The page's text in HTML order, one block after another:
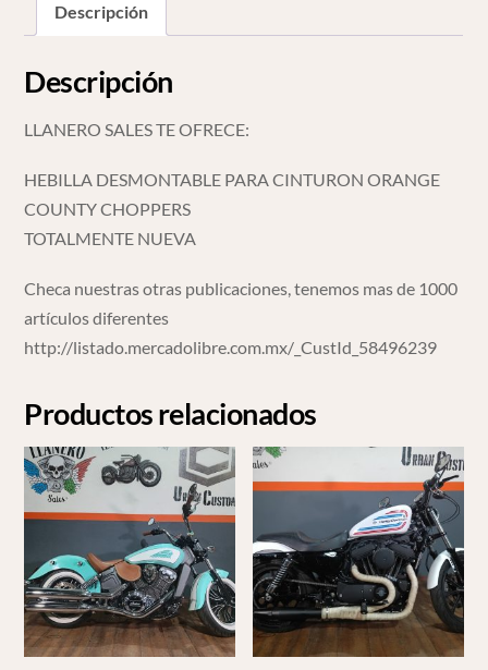
Descripción
Descripción
LLANERO SALES TE OFRECE:
HEBILLA DESMONTABLE PARA CINTURON ORANGE
COUNTY CHOPPERS
TOTALMENTE NUEVA
Checa nuestras otras publicaciones, tenemos mas de 1000
artículos diferentes
http://listado.mercadolibre.com.mx/_CustId_58496239
Productos relacionados